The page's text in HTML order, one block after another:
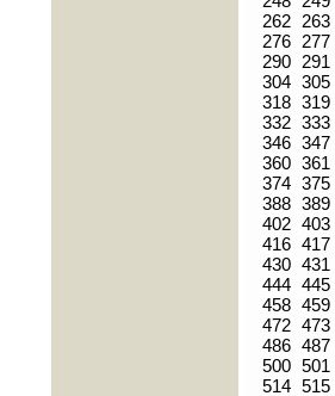
262
263
276
277
290
291
304 305
318 319
332 333
346 347
360 361
374 375
388 389
402 403
416 417
430 431
444 445
458 459
472 473
486 487
500 501
514 515